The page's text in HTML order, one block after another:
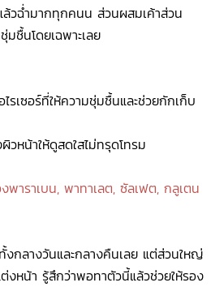
ล้วฉ่ำมากทุกคนน ส่วนผสมเค้าส่วน
ชื้นโดยเฉพาะเลย
ไรเซอร์ที่ให้ความชุ่มชื้นและช่วยกักเก็บ
วหน้าให้ดูสดใสไม่ทรุดโทรม
พาราเบน, พาทาเลต, ซัลเฟต, กลูเตน
งกลางวันและกลางคืนเลย แต่ส่วนใหญ่
ต่งหน้า รู้สึกว่าพอทาตัวนี้แล้วช่วยให้รอง